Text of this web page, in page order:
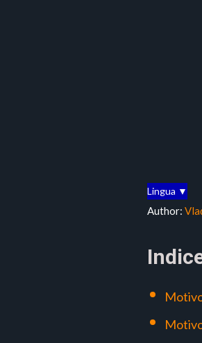
Lingua ▼
Author: